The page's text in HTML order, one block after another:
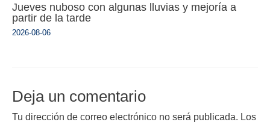
Jueves nuboso con algunas lluvias y mejoría a
partir de la tarde
2026-08-06
Deja un comentario
Tu dirección de correo electrónico no será publicada. Los